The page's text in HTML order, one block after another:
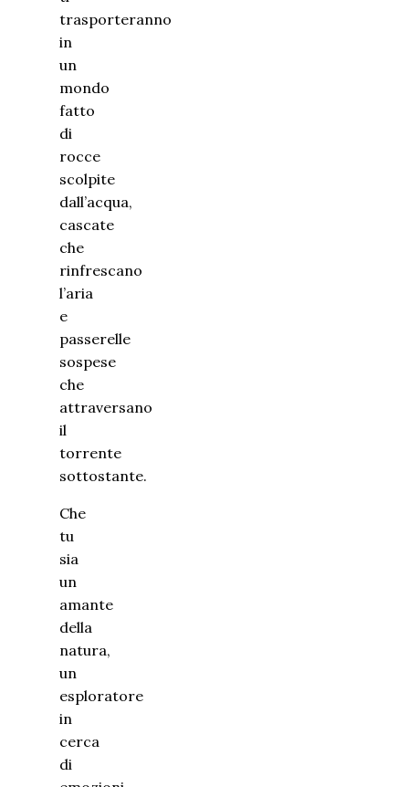
trasporteranno
in
un
mondo
fatto
di
rocce
scolpite
dall’acqua,
cascate
che
rinfrescano
l’aria
e
passerelle
sospese
che
attraversano
il
torrente
sottostante.
Che
tu
sia
un
amante
della
natura,
un
esploratore
in
cerca
di